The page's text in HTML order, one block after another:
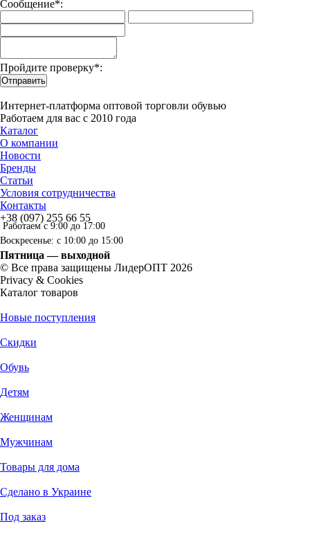
Сообщение*:
Пройдите проверку*:
Отправить
Интернет-платформа оптовой торговли обувью
Работаем для вас с 2010 года
Каталог
О компании
Новости
Бренды
Статьи
Условия сотрудничества
Контакты
+38 (097) 255 66 55
Работаем с 9:00 до 17:00
Воскресенье: с 10:00 до 15:00
Пятница — выходной
© Все права защищены ЛидерОПТ 2026
Privacy & Cookies
Каталог товаров
Новые поступления
Скидки
Обувь
Детям
Женщинам
Мужчинам
Товары для дома
Сделано в Украине
Под заказ